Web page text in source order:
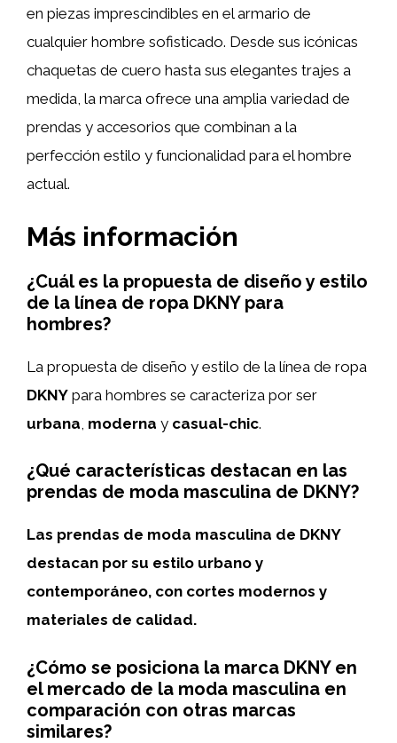
en piezas imprescindibles en el armario de
cualquier hombre sofisticado. Desde sus icónicas
chaquetas de cuero hasta sus elegantes trajes a
medida, la marca ofrece una amplia variedad de
prendas y accesorios que combinan a la
perfección estilo y funcionalidad para el hombre
actual.
Más información
¿Cuál es la propuesta de diseño y estilo
de la línea de ropa DKNY para
hombres?
La propuesta de diseño y estilo de la línea de ropa
DKNY para hombres se caracteriza por ser
urbana moderna y casual-chic.
¿Qué características destacan en las
prendas de moda masculina de DKNY?
Las prendas de moda masculina de DKNY
destacan por su estilo urbano y
contemporáneo, con cortes modernos y
materiales de calidad.
¿Cómo se posiciona la marca DKNY en
el mercado de la moda masculina en
comparación con otras marcas
similares?